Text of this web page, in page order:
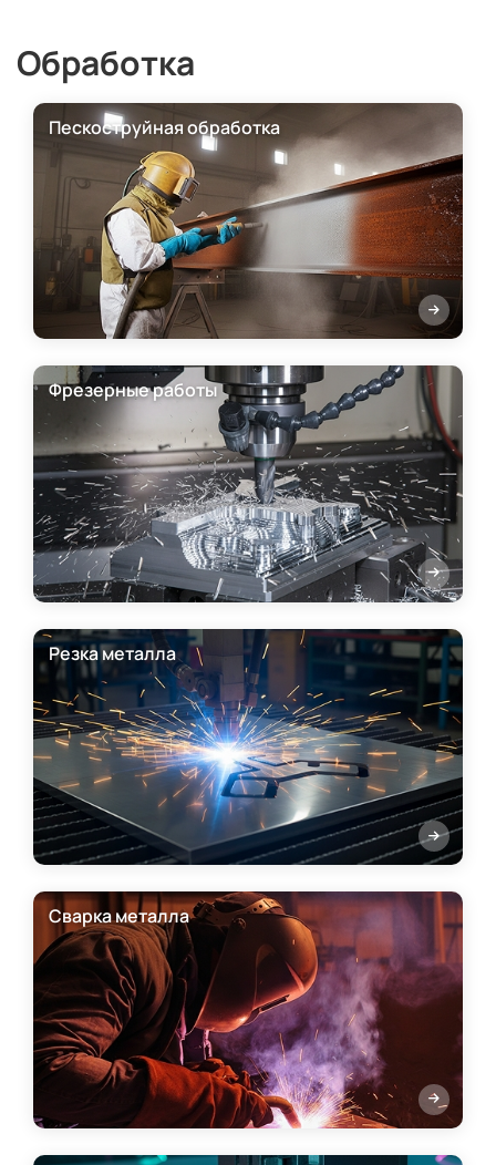
Обработка
Пескоструйная обработка
Фрезерные работы
Резка металла
Сварка металла